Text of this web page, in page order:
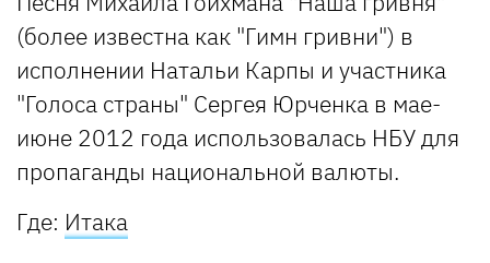
(более известна как "Гимн гривни") в
исполнении Натальи Карпы и участника
"Голоса страны" Сергея Юрченка в мае-
июне 2012 года использовалась НБУ для
пропаганды национальной валюты.
Где: Итака